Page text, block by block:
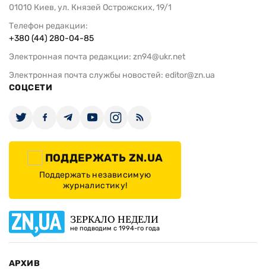
01010 Киев, ул. Князей Острожских, 19/1
Телефон редакции:
+380 (44) 280-04-85
Электронная почта редакции: zn94@ukr.net
Электронная почта службы новостей: editor@zn.ua
СОЦСЕТИ
ПОДДЕРЖАТЬ ZN.UA
Поддержать независимую
журналистику!
ЗЕРКАЛО НЕДЕЛИ
не подводим с 1994-го года
АРХИВ